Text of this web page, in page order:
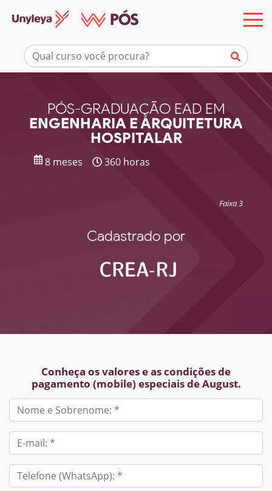
PÓS-GRADUAÇÃO EAD EM
ENGENHARIA E ARQUITETURA
HOSPITALAR
8 meses 360 horas
Faixa 3
Cadastrado por
Conheça os valores e as condições de
pagamento (mobile) especiais de August.
Mais informações